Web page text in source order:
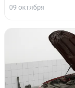
09 октября